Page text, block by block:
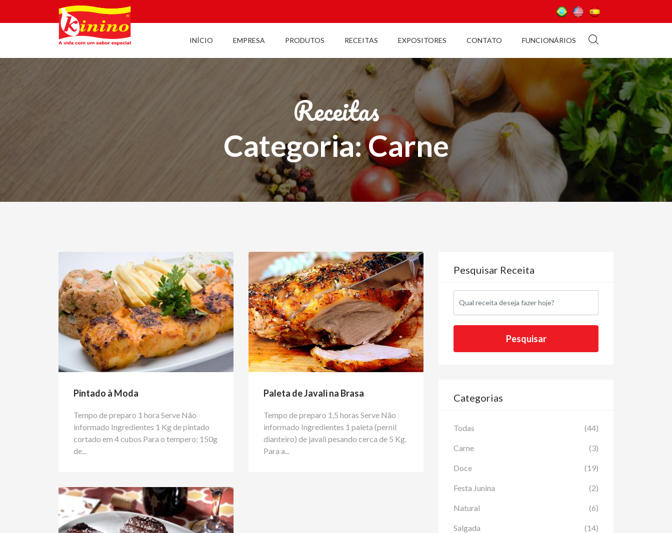
INÍCIO EMPRESA PRODUTOS RECEITAS EXPOSITORES CONTATO FUNCIONÁRIOS
Receitas
Categoria: Carne
Pintado à Moda
Tempo de preparo 1 hora Serve Não
informado Ingredientes 1 Kg de pintado
cortado em 4 cubos Para o tempero: 150g
de...
Paleta de Javali na Brasa
Tempo de preparo 1,5 horas Serve Não
informado Ingredientes 1 paleta (pernil
dianteiro) de javali pesando cerca de 5 Kg.
Para a...
Pesquisar Receita
Categorias
Todas (44)
Carne (3)
Doce (19)
Festa Junina (2)
Natural (6)
Salgada (14)